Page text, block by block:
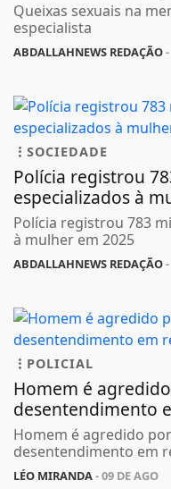
Queixas sexuais na
especialista
ABDALLAHNEWS REDAÇÃO
SOCIEDADE
Polícia registrou
especializados à
Polícia registrou 783
à mulher em 2025
ABDALLAHNEWS REDAÇÃO
POLICIAL
Homem é
desentendimento
Homem é agredido
desentendimento em
LÉO MIRANDA- 09 DE AGO